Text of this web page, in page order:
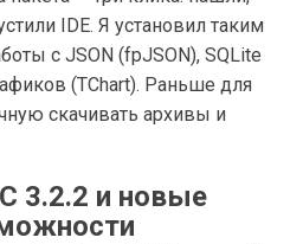
IDE. Я установил таким
с JSON (fpJSON), SQLite
(TChart). Раньше для
скачивать архивы и
3.2.2 и новые